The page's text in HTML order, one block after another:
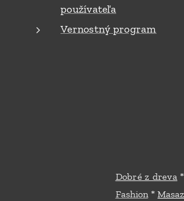
používateľa
Vernostný program
Dobré z dreva *
Fashion*